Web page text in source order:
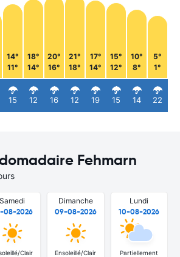
14°
11°
15
18°
14°
12
20°
16°
16
21°
18°
12
17°
14°
19
15°
12°
15
10°
8°
14
5°
1°
22
Fehmarn
Samedi
08-2026
Clair
Dimanche
09-08-2026
Ensoleillé/Clair
Lundi
10-08-2026
Partiellement